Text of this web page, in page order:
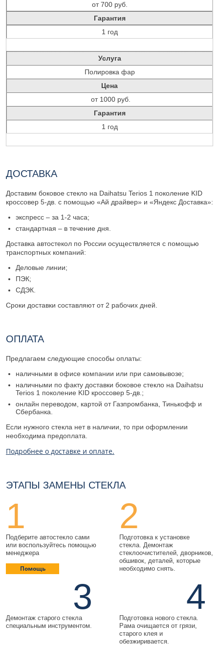
от 700 руб.
Гарантия
1 год
Услуга
Полировка фар
Цена
от 1000 руб.
Гарантия
1 год
ДОСТАВКА
Доставим боковое стекло на Daihatsu Terios 1 поколение KID
кроссовер 5-дв. с помощью «Ай драйвер» и «Яндекс Доставка»:
экспресс – за 1-2 часа;
стандартная – в течение дня.
Доставка автостекол по России осуществляется с помощью
транспортных компаний:
Деловые линии;
ПЭК;
СДЭК.
Сроки доставки составляют от 2 рабочих дней.
ОПЛАТА
Предлагаем следующие способы оплаты:
наличными в офисе компании или при самовывозе;
наличными по факту доставки боковое стекло на Daihatsu
Terios 1 поколение KID кроссовер 5-дв.;
онлайн переводом, картой от Газпромбанка, Тинькофф и
Сбербанка.
Если нужного стекла нет в наличии, то при оформлении
необходима предоплата.
Подробнее о доставке и оплате.
ЭТАПЫ ЗАМЕНЫ СТЕКЛА
1
Подберите автостекло сами
или воспользуйтесь помощью
менеджера
Помощь
2
Подготовка к установке
стекла. Демонтаж
стеклоочистителей, дворников,
обшивок, деталей, которые
необходимо снять.
3
Демонтаж старого стекла
специальным инструментом.
4
Подготовка нового стекла.
Рама очищается от грязи,
старого клея и
обезжиривается.